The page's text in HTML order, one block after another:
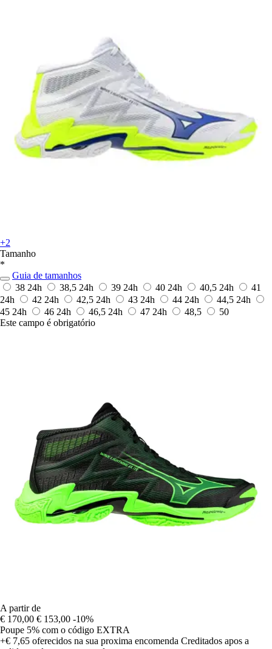
+2
Tamanho
*
Guia de tamanhos
38 24h 38,5 24h 39 24h 40 24h 40,5 24h
41
24h
42 24h 42,5 24h 43 24h 44 24h 44,5 24h
45 24h 46 24h 46,5 24h 47 24h 48,5
50
Este campo é obrigatório
A partir de
€ 170,00 € 153,00 -10%
Poupe 5% com o código EXTRA
+€ 7,65 oferecidos na sua proxima encomenda Creditados apos a